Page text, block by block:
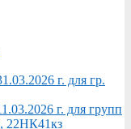
г. для гр.
г. для групп
22НК41кз